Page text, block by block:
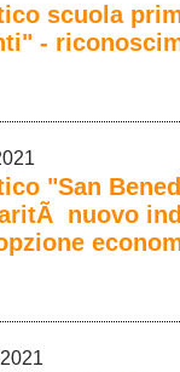
scuola
-
"San
nuovo